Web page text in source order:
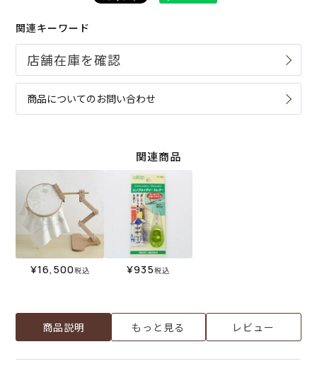
関連キーワード
商品についてのお問い合わせ
関連商品
¥16,500税込 ¥935税込
商品説明 もっと見る レビュー